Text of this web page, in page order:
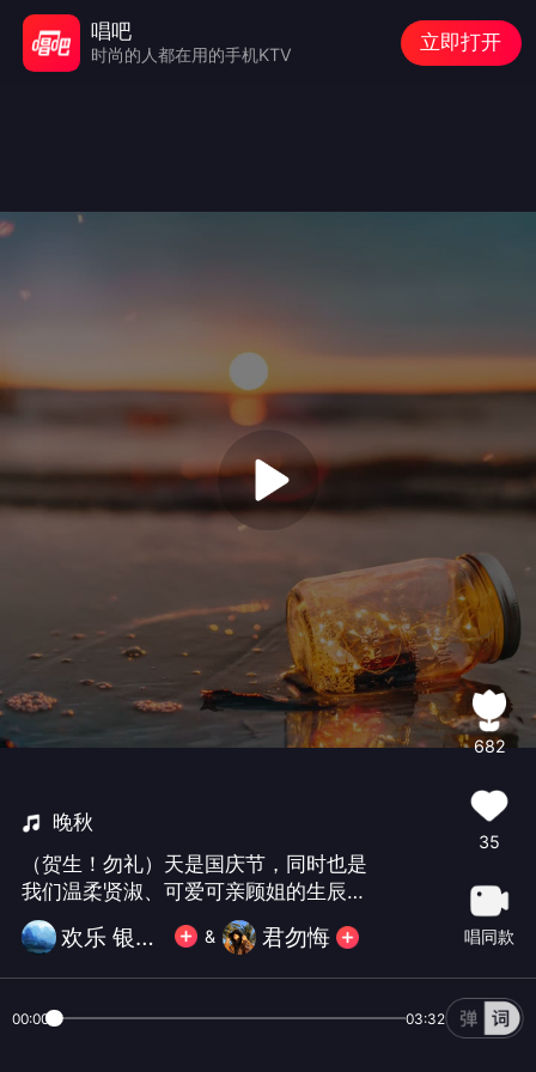
晚秋
（贺生！勿礼）天是国庆节，同时也是
我们温柔贤淑、可爱可亲顾姐的生辰！
我君叔老早就邀请我一同送上我们最真
挚的祝福：一岁一洗礼，一寸一欢喜，
无事绊心弦，所念皆如愿！愿所有美好
🎂🎂🎂🎂🎂也祝国庆快乐！天天开心！
欢乐 银图腾 & 君勿悔
682
35
唱同款
00:00 03:32
唱吧
时尚的人都在用的手机KTV
立即打开